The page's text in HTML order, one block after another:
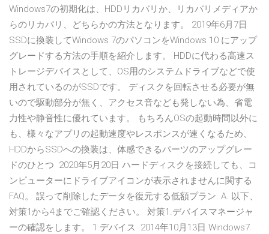
Windows7の初期化は、HDDリカバリか、リカバリメディアか
らのリカバリ、どちらかの方法となります。 2019年6月7日
SSDに換装してWindows 7のパソコンをWindows 10 にアップ
グレードする方法の手順を紹介します。 HDDに代わる高速ス
トレージデバイスとして、OS用のシステムドライブなどで使
用されているのがSSDです。 ディスクを回転させる必要が無
いので駆動部分が無く、アクセス音なども発しない為、省電
力性や静音性に優れています。 もちろんOSの起動時間以外に
も、様々なアプリの起動速度やレスポンスが速くなるため、
HDDからSSDへの換装は、体感できるパーツのアップグレー
ドのひとつ 2020年5月20日 ハードディスクを接続しても、コ
ンピューターにドライブアイコンが表示されませんに関する
FAQ。 誤って削除したデータを復元する低額プラン. A. 以下、
対策1から4までご確認ください。 対策1.デバイスマネージャ
ーの確認をします。 1.デバイス 2014年10月13日 Windows7